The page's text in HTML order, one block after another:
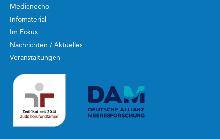
Medienecho
Infomaterial
Im Fokus
Nachrichten / Aktuelles
Veranstaltungen